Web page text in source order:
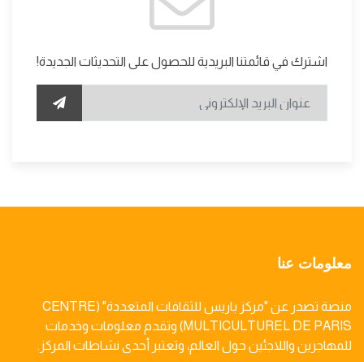
اشترك في قائمتنا البريدية للحصول على التحديثات الجديدة!
معلومات عنا
منصة تصدر عن "مركز باريس للثقافات المتعددة" (CENTRE
MULTICULTUREL DE PARIS) وتقدم معلومات وخدمات
للمهاجرين واللاجئين حول العالم، وتعتبر أحدى نشاطات المركز.